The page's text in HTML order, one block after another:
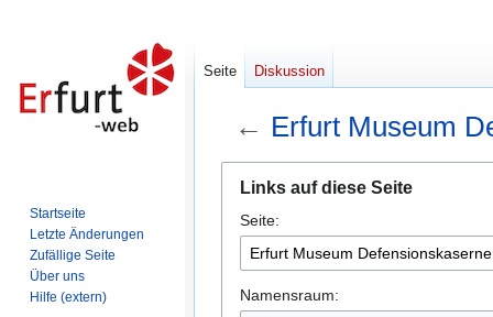
← Erfurt Museum
Navigation
springen
Suche
springen
Links auf diese Seite
Seite:
Namensraum:
Seite Diskussion
Startseite
Letzte Änderungen
Zufällige Seite
Über uns
Hilfe (extern)